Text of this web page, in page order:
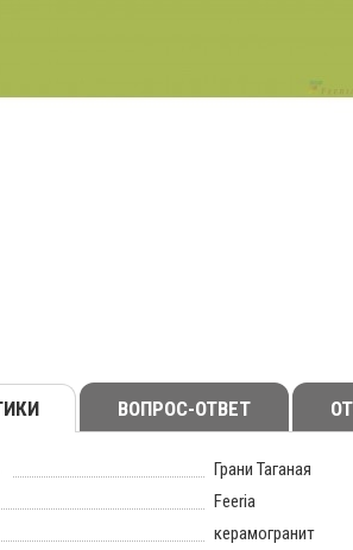
ВОПРОС-ОТВЕТ
Грани Таганая
Feeria
керамогранит